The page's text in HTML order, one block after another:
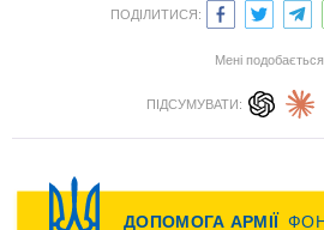
ПОДІЛИТИСЯ:
Мені подобається
ПІДСУМУВАТИ: